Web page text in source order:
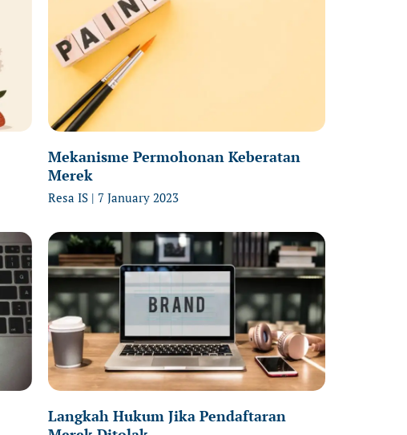
Mekanisme Permohonan Keberatan
Merek
Resa IS 7 January 2023
Langkah Hukum Jika Pendaftaran